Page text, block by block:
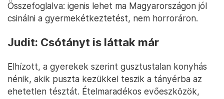
Összefoglalva: igenis lehet ma Magyarországon jól
csinálni a gyermekétkeztetést, nem horroráron.
Judit: Csótányt is láttak már
Elhízott, a gyerekek szerint gusztustalan konyhás
nénik, akik puszta kezükkel teszik a tányérba az
ehetetlen tésztát. Ételmaradékos evőeszközök,